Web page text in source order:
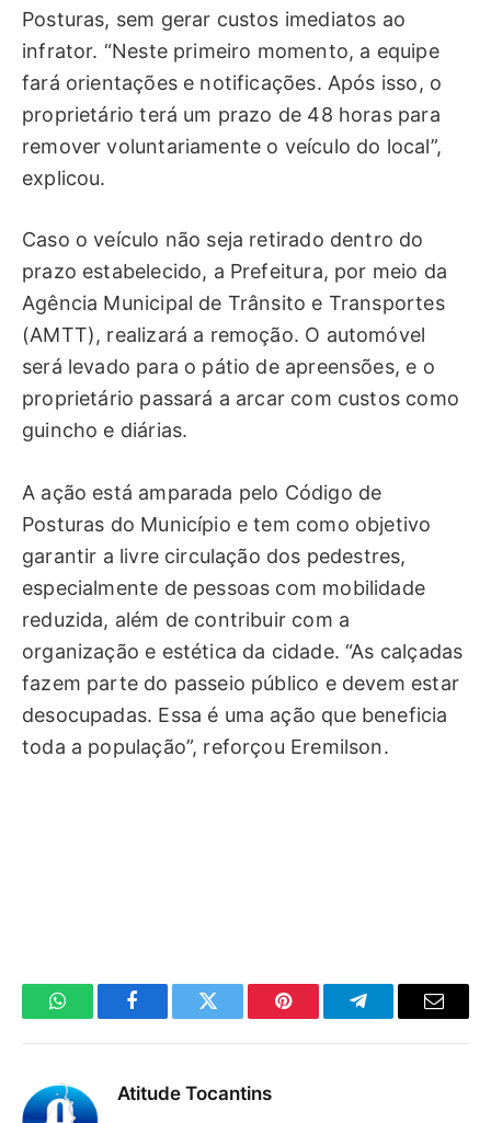
Posturas, sem gerar custos imediatos ao
infrator. “Neste primeiro momento, a equipe
fará orientações e notificações. Após isso, o
proprietário terá um prazo de 48 horas para
remover voluntariamente o veículo do local”,
explicou.
Caso o veículo não seja retirado dentro do
prazo estabelecido, a Prefeitura, por meio da
Agência Municipal de Trânsito e Transportes
(AMTT), realizará a remoção. O automóvel
será levado para o pátio de apreensões, e o
proprietário passará a arcar com custos como
guincho e diárias.
A ação está amparada pelo Código de
Posturas do Município e tem como objetivo
garantir a livre circulação dos pedestres,
especialmente de pessoas com mobilidade
reduzida, além de contribuir com a
organização e estética da cidade. “As calçadas
fazem parte do passeio público e devem estar
desocupadas. Essa é uma ação que beneficia
toda a população”, reforçou Eremilson.
WhatsAppFacebookTwitter Pinterest TelegramaE-
Atitude Tocantins